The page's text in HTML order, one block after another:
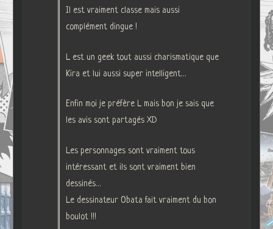
Il est vraiment classe mais aussi
complément dingue !
L est un geek tout aussi charismatique que
Kira et lui aussi super intelligent…
Enfin moi je préfère L mais bon je sais que
les avis sont partagés XD
Les personnages sont vraiment tous
intéressant et ils sont vraiment bien
dessinés…
Le dessinateur Obata fait vraiment du bon
boulot !!!